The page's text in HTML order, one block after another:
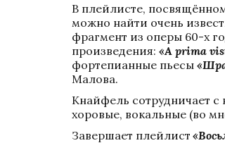
В плейлисте,
можно найти очень
фрагмент из оперы 60-х
произведения: «A prima
фортепианные пьесы
Малова.
Кнайфель сотрудничает
хоровые, вокальные (во
Завершает плейлист